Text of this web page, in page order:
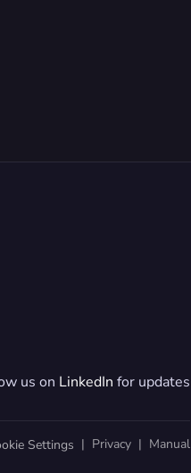
us on LinkedIn for updates
Settings
  |
Privacy
  |
Manual